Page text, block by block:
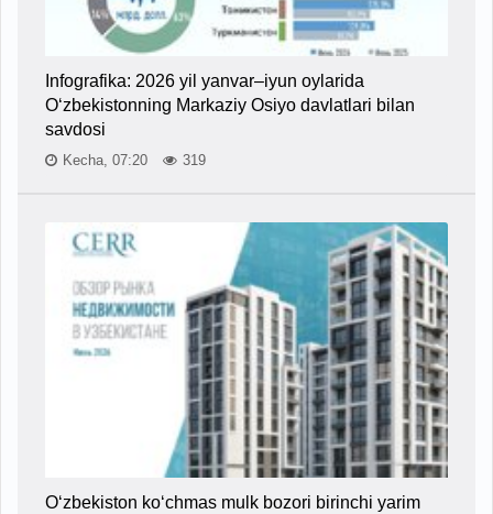
Infografika: 2026 yil yanvar–iyun oylarida
O‘zbekistonning Markaziy Osiyo davlatlari bilan
savdosi
Kecha, 07:20 319
O‘zbekiston ko‘chmas mulk bozori birinchi yarim